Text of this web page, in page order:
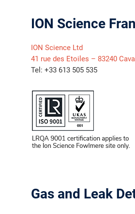
ION Science
ION Science Ltd
41 rue des Etoiles – 83240
Tel: +33 613 505 535
Gas and Leak
气
联